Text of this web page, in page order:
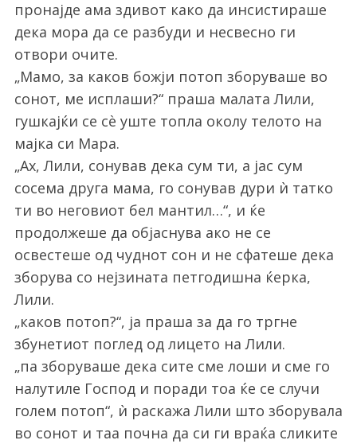
пронајде ама здивот како да инсистираше
дека мора да се разбуди и несвесно ги
отвори очите.
„Мамо, за каков божји потоп зборуваше во
сонот, ме исплаши?“ праша малата Лили,
гушкајќи се сѐ уште топла околу телото на
мајка си Мара.
„Ах, Лили, сонував дека сум ти, а јас сум
сосема друга мама, го сонував дури ѝ татко
ти во неговиот бел мантил…“, и ќе
продолжеше да објаснува ако не се
освестеше од чуднот сон и не сфатеше дека
зборува со нејзината петгодишна ќерка,
Лили.
„каков потоп?“, ја праша за да го тргне
збунетиот поглед од лицето на Лили.
„па зборуваше дека сите сме лоши и сме го
налутиле Господ и поради тоа ќе се случи
голем потоп“, ѝ раскажа Лили што зборувала
во сонот и таа почна да си ги враќа сликите